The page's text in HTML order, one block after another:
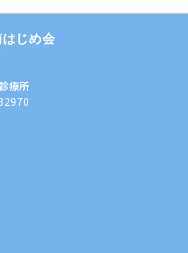
じめ会
療所